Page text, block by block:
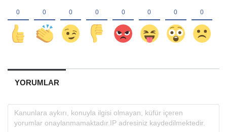
YORUMLAR